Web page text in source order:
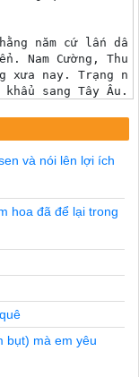
năm cứ lấn
Nam Cường,
nay. Trạng
khẩu sang Tây
búp đòng
làng dưới.
và nói lên lợi ích
hoa đã để lại trong
bụt) mà em yêu